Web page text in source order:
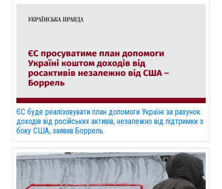
ЄС буде реалізовувати план допомоги Україні за рахунок
доходів від російських активів, незалежно від підтримки з
боку США, заявив Боррель.